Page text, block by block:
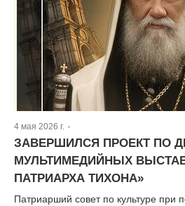
4 мая 2026 г.
ЗАВЕРШИЛСЯ ПРОЕКТ ПО
МУЛЬТИМЕДИЙНЫХ
ПАТРИАРХА ТИХОНА»
Патриарший совет по культуре при